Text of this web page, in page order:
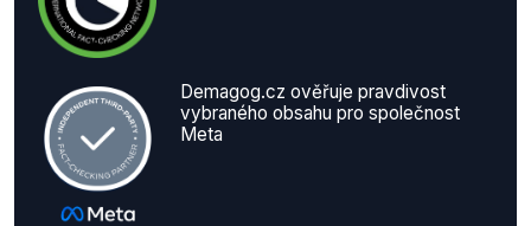
Demagog.cz ověřuje pravdivost
vybraného obsahu pro společnost
Meta